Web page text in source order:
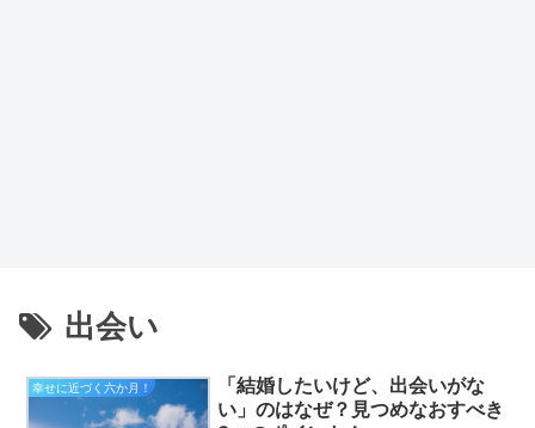
出会い
幸せに近づく六か月！
「結婚したいけど、出会いがな
い」のはなぜ？見つめなおすべき